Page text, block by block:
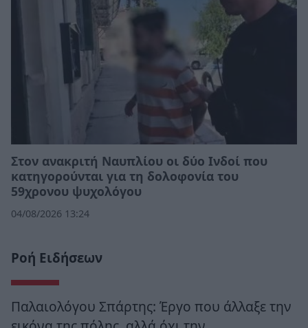
Στον ανακριτή Ναυπλίου οι δύο Ινδοί που
κατηγορούνται για τη δολοφονία του
59χρονου ψυχολόγου
04/08/2026 13:24
Ροή Ειδήσεων
Παλαιολόγου Σπάρτης: Έργο που άλλαξε την